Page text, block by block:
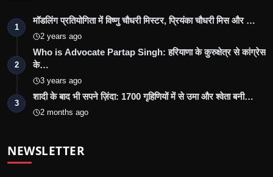
1
मॉडलिंग प्रतियोगिता में विष्णु चौधरी मिस्टर, प्रियंका चौधरी मिस और …
2 years ago
2
Who is Advocate Partap Singh: हरियाणा के कुरुक्षेत्र से कांग्रेस
के…
3 years ago
3
शादी के बाद भी सपने ज़िंदा: 1700 गृहिणियों में से उमा और श्वेता बनी…
2 months ago
NEWSLETTER